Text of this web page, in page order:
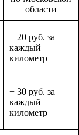
области
+ 20 руб. за
каждый
километр
+ 30 руб. за
каждый
километр